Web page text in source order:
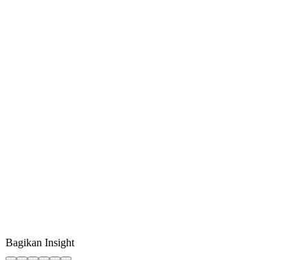
Bagikan Insight